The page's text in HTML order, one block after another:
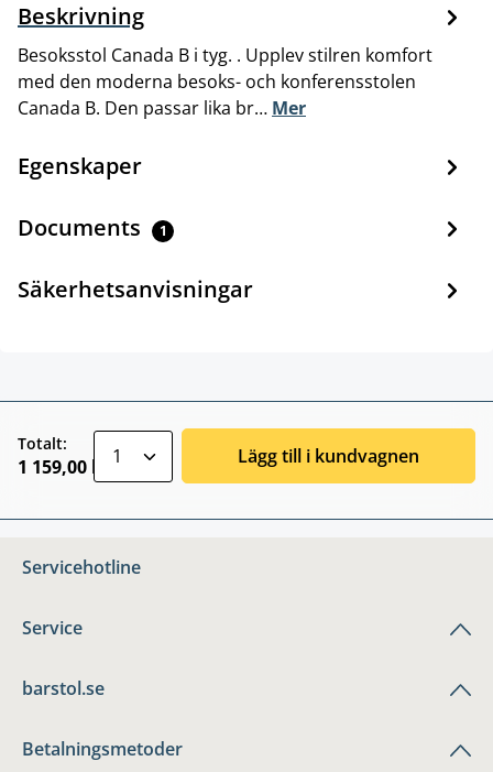
Beskrivning
Besoksstol Canada B i tyg. . Upplev stilren komfort
med den moderna besoks- och konferensstolen
Canada B. Den passar lika br… Mer
Egenskaper
Documents 1
Säkerhetsanvisningar
Totalt:
1 159,00 kr Lägg till i kundvagnen
Servicehotline
Service
barstol.se
Betalningsmetoder